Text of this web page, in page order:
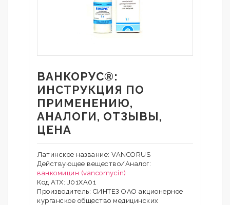
ВАНКОРУС®:
ИНСТРУКЦИЯ ПО
ПРИМЕНЕНИЮ,
АНАЛОГИ, ОТЗЫВЫ,
ЦЕНА
Латинское название: VANCORUS
Действующее вещество/Аналог:
ванкомицин (vancomycin)
Код АТХ: J01XA01
Производитель: СИНТЕЗ ОАО акционерное
курганское общество медицинских